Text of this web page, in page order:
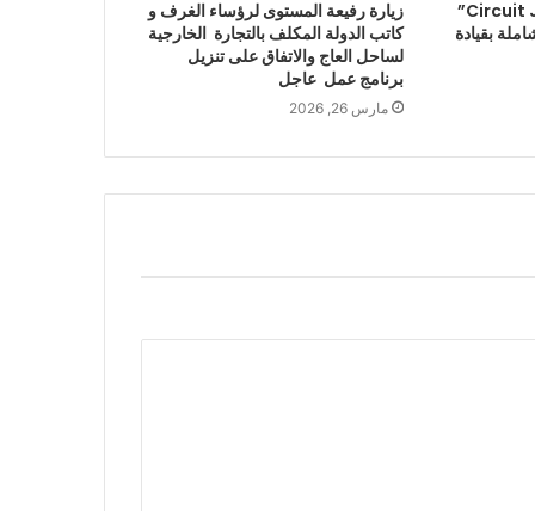
الدورة الثالثة لـ “Circuit Jam 26”
بقيادة
زيارة رفيعة المستوى لرؤساء الغرف و
كاتب الدولة المكلف بالتجارة الخارجية
لساحل العاج والاتفاق على تنزيل
برنامج عمل عاجل
مارس 26, 2026